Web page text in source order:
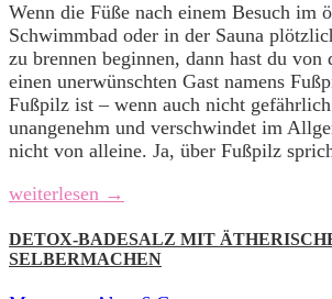
Wenn die Füße nach einem Besuch im
Schwimmbad oder in der Sauna
zu brennen beginnen, dann hast du
einen unerwünschten Gast namens
Fußpilz ist – wenn auch nicht
unangenehm und verschwindet im
nicht von alleine. Ja, über Fußpilz
weiterlesen →
DETOX-BADESALZ MIT
SELBERMACHEN